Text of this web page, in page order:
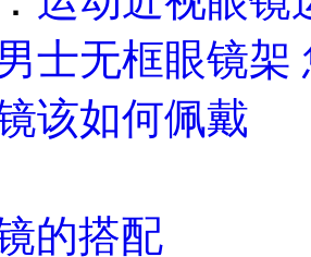
士无框眼镜架
该如何佩戴
的搭配